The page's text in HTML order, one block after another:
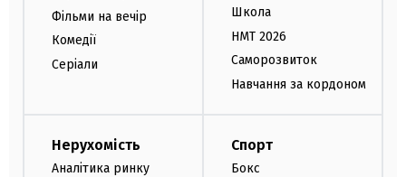
Фільми на вечір
Комедії
Серіали
Школа
НМТ 2026
Саморозвиток
Навчання за кордоном
Нерухомість
Аналітика ринку
Спорт
Бокс